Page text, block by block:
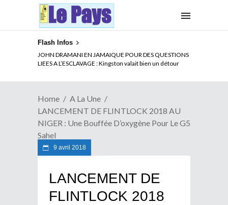
Flash Infos
JOHN DRAMANI EN JAMAIQUE POUR DES QUESTIONS
LIEES A L’ESCLAVAGE : Kingston valait bien un détour
Home
A La Une
LANCEMENT DE FLINTLOCK 2018 AU
NIGER : Une Bouffée D’oxygène Pour Le G5
Sahel
9 avril 2018
LANCEMENT DE
FLINTLOCK 2018